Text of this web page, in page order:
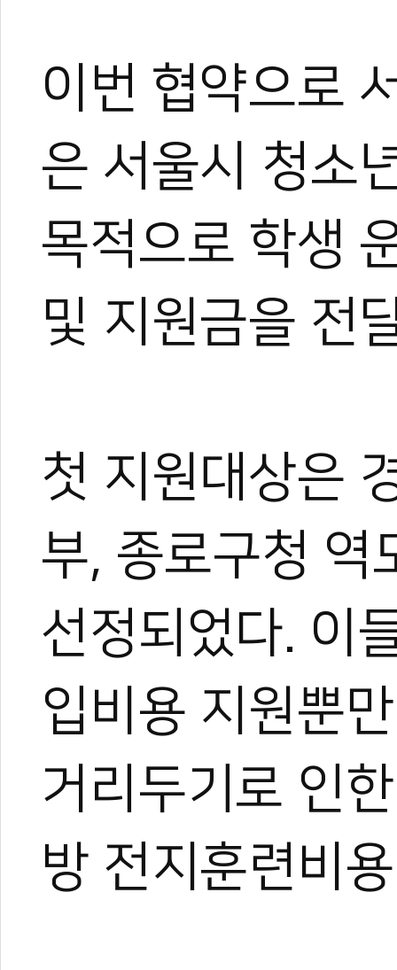
이번 협약으로
은 서울시 청소
목적으로 학생
및 지원금을 전
첫 지원대상은
부, 종로구청 역
선정되었다. 이
입비용 지원뿐
거리두기로 인
방 전지훈련비
태권도 경기인 출신의 태권
트 KOICA 국제협력요원으
과 콘텐츠 제작 및 홍보 마
이온 대표이사를 맡고 있
야)와 대학 겸임교수로도
화 발전에 힘쓰고 있다.